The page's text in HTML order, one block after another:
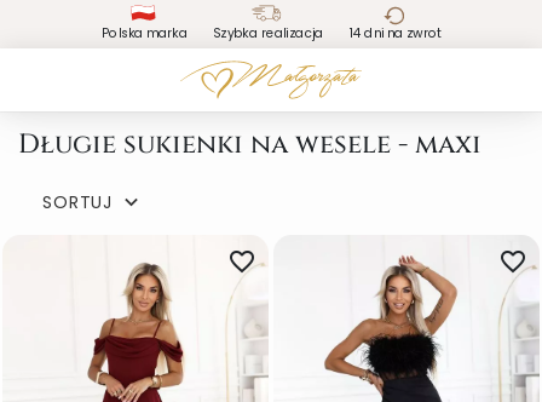
Polska marka Szybka realizacja 14 dni na zwrot
Długie sukienki na wesele - maxi
SORTUJ 
favorite_border favorite_border